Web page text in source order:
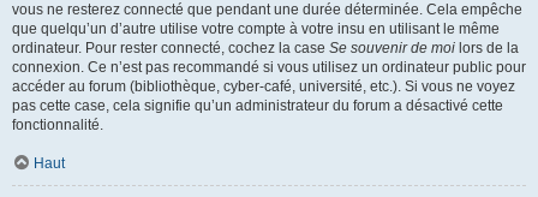
vous ne resterez connecté que pendant une durée déterminée. Cela empêche
que quelqu’un d’autre utilise votre compte à votre insu en utilisant le même
ordinateur. Pour rester connecté, cochez la case Se souvenir de moi lors de la
connexion. Ce n’est pas recommandé si vous utilisez un ordinateur public pour
accéder au forum (bibliothèque, cyber-café, université, etc.). Si vous ne voyez
pas cette case, cela signifie qu’un administrateur du forum a désactivé cette
fonctionnalité.
Haut